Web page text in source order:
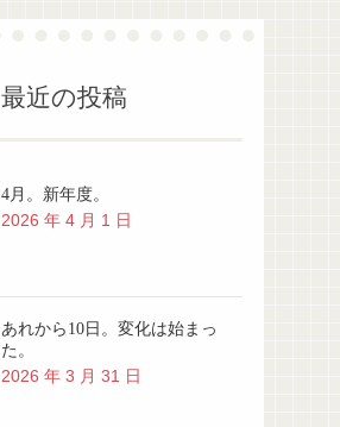
最近の投稿
4月。新年度。
2026 年 4 月 1 日
あれから10日。変化は始まっ
た。
2026 年 3 月 31 日